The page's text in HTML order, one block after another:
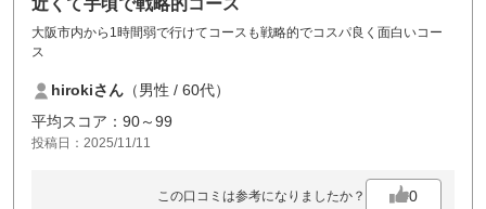
近くて手頃で戦略的コース
大阪市内から1時間弱で行けてコースも戦略的でコスパ良く面白いコー
ス
hirokiさん （男性 / 60代）
平均スコア：90～99
投稿日：2025/11/11
この口コミは参考になりましたか？ 0